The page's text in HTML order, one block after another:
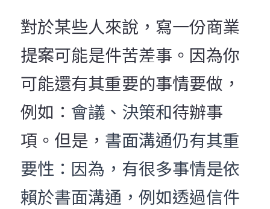
對於某些人來說，寫一份商業
提案可能是件苦差事。因為你
可能還有其重要的事情要做，
例如： 會議、決策和待辦事
項。但是， 書面溝通仍有其重
要性：因為，有很多事情是依
賴於書面溝通，例如透過信件